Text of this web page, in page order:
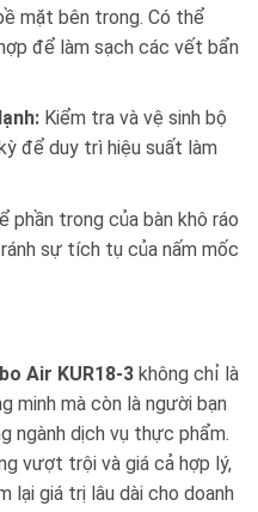
mặt bên trong. Có thể
để làm sạch các vết bẩn
Kiểm tra và vệ sinh bộ
để duy trì hiệu suất làm
phần trong của bàn khô ráo
sự tích tụ của nấm mốc
Air KUR18-3 không chỉ là
mà còn là người bạn
ngành dịch vụ thực phẩm.
vượt trội và giá cả hợp lý,
lại giá trị lâu dài cho doanh